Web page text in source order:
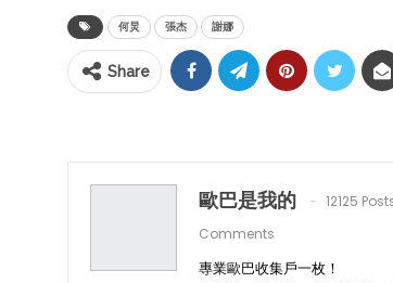
何炅 張杰 謝娜
Share
歐巴是我的 12125
Comments
專業歐巴收集戶一枚！